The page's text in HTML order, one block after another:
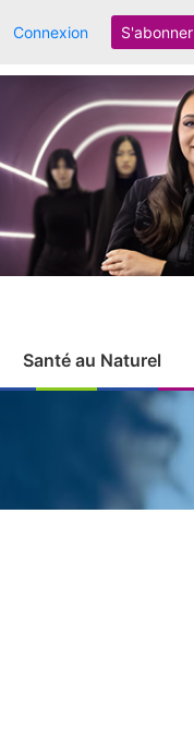
Connexion S'abonner
Santé au Naturel